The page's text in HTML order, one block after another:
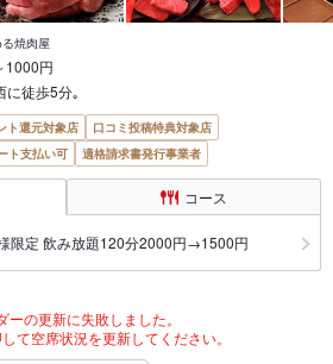
焼肉屋
1000円
に徒歩5分｡
ト還元対象店
口コミ投稿特典対象店
ト支払い可 適格請求書発行事業者
コース
限定 飲み放題120分2000円→1500円
ーの更新に失敗しました。
て空席状況を更新してください。